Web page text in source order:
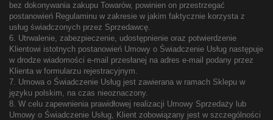
bez dokonywania zakupu Towarów, powinien on przestrzegać
postanowień Regulaminu w zakresie w jakim faktycznie korzysta z
usług świadczonych przez Sprzedawcę.
6. Utrwalenie, zabezpieczenie, udostępnienie oraz potwierdzenie
Klientowi istotnych postanowień Umowy o Świadczenie Usług następuje
w drodze wiadomości e-mail przesłanej na adres e-mail podany przez
Klienta w formularzu rejestracyjnym.
7. Umowa o Świadczenie Usług jest zawierana w ramach Sklepu w
języku polskim, na czas nieoznaczony.
8. W celu zapewnienia prawidłowej realizacji Umowy Sprzedaży lub
Umowy o Świadczenie Usług, Klient zobowiązany jest w szczególności